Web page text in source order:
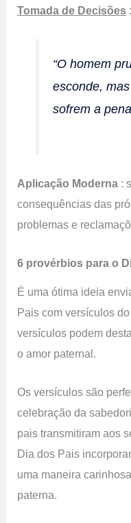
Tomada de Decisões :
“O homem
esconde,
sofrem a
Aplicação Moderna :
consequências das
problemas e
6 provérbios para o
É uma ótima ideia
Pais com versículos
versículos podem
o amor paternal.
Os versículos são
celebração da
pais transmitiram aos
Dia dos Pais
uma maneira
paterna.